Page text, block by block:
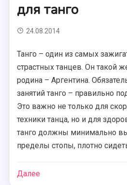
для танго
24.08.2014
Танго – один из самых
страстных танцев. Он такой
родина – Аргентина.
занятий танго – правильно
Это важно не только для
техники танца, но и для
танго должны минимально
пределы стопы, плотно
Далее